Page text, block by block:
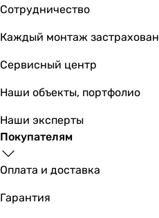
Сотрудничество
Каждый монтаж застрахован
Сервисный центр
Наши объекты, портфолио
Наши эксперты
Покупателям
Оплата и доставка
Гарантия